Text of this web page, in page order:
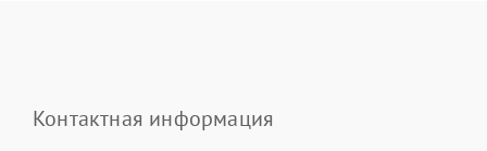
Контактная информация